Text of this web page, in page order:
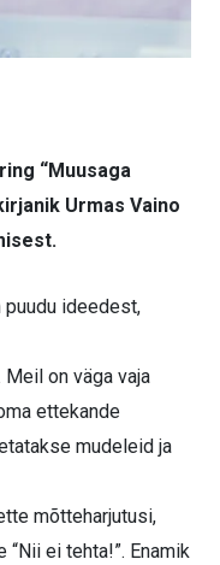
“Muusaga
Urmas Vaino
puudu ideedest,
on väga vaja
ettekande
mudeleid ja
mõtteharjutusi,
ei tehta!”. Enamik